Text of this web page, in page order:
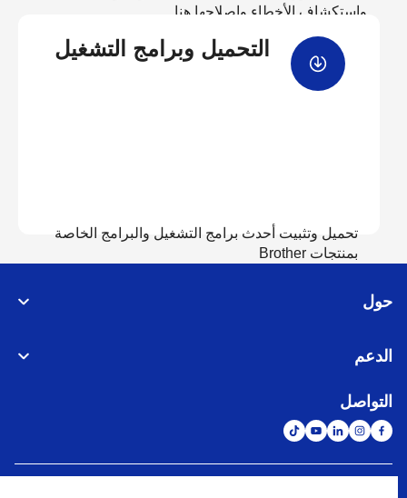
واستكشاف الأخطاء وإصلاحها هنا
عرض الأسئلة المتداولة
التحميل وبرامج التشغيل
تحميل وتثبيت أحدث برامج التشغيل والبرامج الخاصة
بمنتجات Brother
حول
الدعم
التواصل